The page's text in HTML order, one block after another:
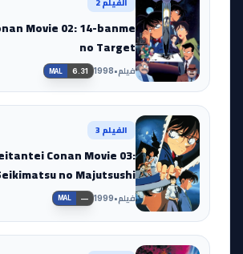
الفيلم 2
Movie 02: 14-banme
no Target
فيلم•
1998
MAL 6.31
الفيلم 3
Conan Movie 03:
no Majutsushi
فيلم•
1999
MAL —